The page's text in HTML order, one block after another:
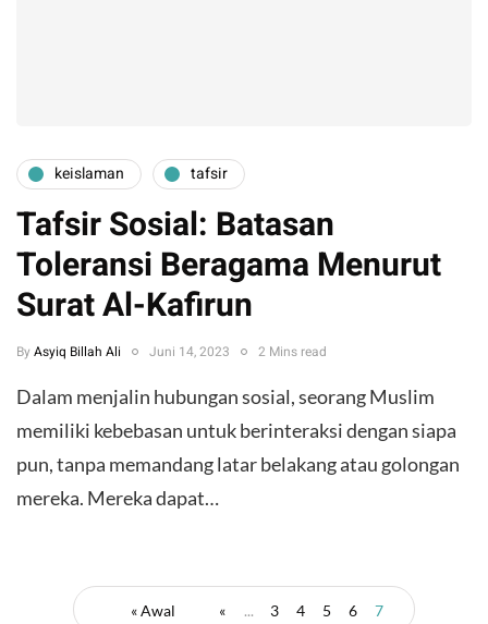
keislaman tafsir
Tafsir Sosial: Batasan
Toleransi Beragama Menurut
Surat Al-Kafirun
By Asyiq Billah Ali Juni 14, 2023 2 Mins read
Dalam menjalin hubungan sosial, seorang Muslim
memiliki kebebasan untuk berinteraksi dengan siapa
pun, tanpa memandang latar belakang atau golongan
mereka. Mereka dapat…
« Awal « ... 3 4 5 6 7